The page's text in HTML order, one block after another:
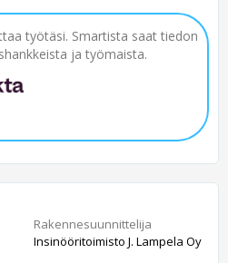
työtäsi. Smartista saat tiedon
ja työmaista.
Rakennesuunnittelija
Insinööritoimisto J. Lampela Oy